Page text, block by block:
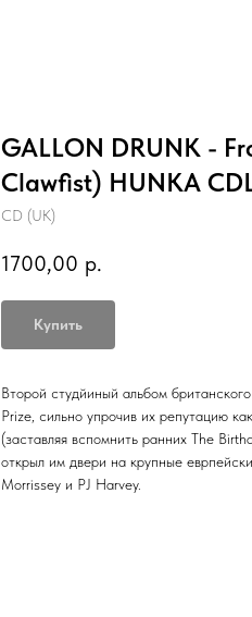
GALLON DRUNK -
Clawfist) HUNKA
CD (UK)
1700,00 р.
Купить
Второй студйиный альбом
Prize, сильно упрочив их репутацию
(заставляя вспомнить ранних The
открыл им двери на крупные
Morrissey и PJ Harvey.